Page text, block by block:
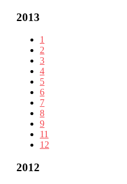
2013
1
2
3
4
5
6
7
8
9
11
12
2012